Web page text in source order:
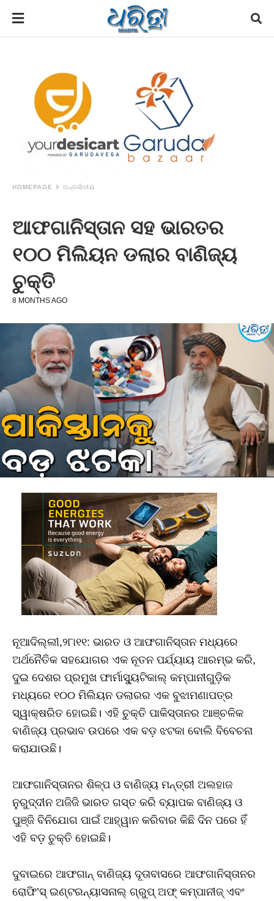
HOMEPAGE ଅନ୍ତର୍ଜାତୀୟ
ଆଫଗାନିସ୍ତାନ ସହ ଭାରତର
୧୦୦ ମିଲିୟନ ଡଲାର ବାଣିଜ୍ୟ
ଚୁକ୍ତି
8 MONTHS AGO
ନୂଆଦିଲ୍ଲୀ,୨୮ା୧୧: ଭାରତ ଓ ଆଫଗାନିସ୍ତାନ ମଧ୍ୟରେ
ଅର୍ଥନୈତିକ ସହଯୋଗର ଏକ ନୂତନ ପର୍ଯ୍ୟାୟ ଆରମ୍ଭ କରି,
ଦୁଇ ଦେଶର ପ୍ରମୁଖ ଫାର୍ମାସ୍ୟୁଟିକାଲ୍ କମ୍ପାନୀଗୁଡ଼ିକ
ମଧ୍ୟରେ ୧୦୦ ମିଲିୟନ ଡଲାରର ଏକ ବୁଝାମଣାପତ୍ର
ସ୍ୱାକ୍ଷରିତ ହୋଇଛି। ଏହି ଚୁକ୍ତି ପାକିସ୍ତାନର ଆଞ୍ଚଳିକ
ବାଣିଜ୍ୟ ପ୍ରଭାବ ଉପରେ ଏକ ବଡ଼ ଝଟକା ବୋଲି ବିବେଚନା
କରାଯାଉଛି।
ଆଫଗାନିସ୍ତାନର ଶିଳ୍ପ ଓ ବାଣିଜ୍ୟ ମନ୍ତ୍ରୀ ଅଲହାଜ
ନୁରୁଦ୍ଦୀନ ଅଜିଜି ଭାରତ ଗସ୍ତ କରି ବ୍ୟାପକ ବାଣିଜ୍ୟ ଓ
ପୁଞ୍ଜି ବିନିଯୋଗ ପାଇଁ ଆହ୍ୱାନ କରିବାର କିଛି ଦିନ ପରେ ହିଁ
ଏହି ବଡ଼ ଚୁକ୍ତି ହୋଇଛି।
ଦୁବାଇରେ ଆଫଗାନ୍ ବାଣିଜ୍ୟ ଦୂତାବାସରେ ଆଫଗାନିସ୍ତାନର
ରୋଫି’ସ୍ ଇଣ୍ଟରନ୍ୟାସନାଲ୍ ଗ୍ରୁପ୍ ଅଫ୍ କମ୍ପାନୀଜ୍ ଏବଂ